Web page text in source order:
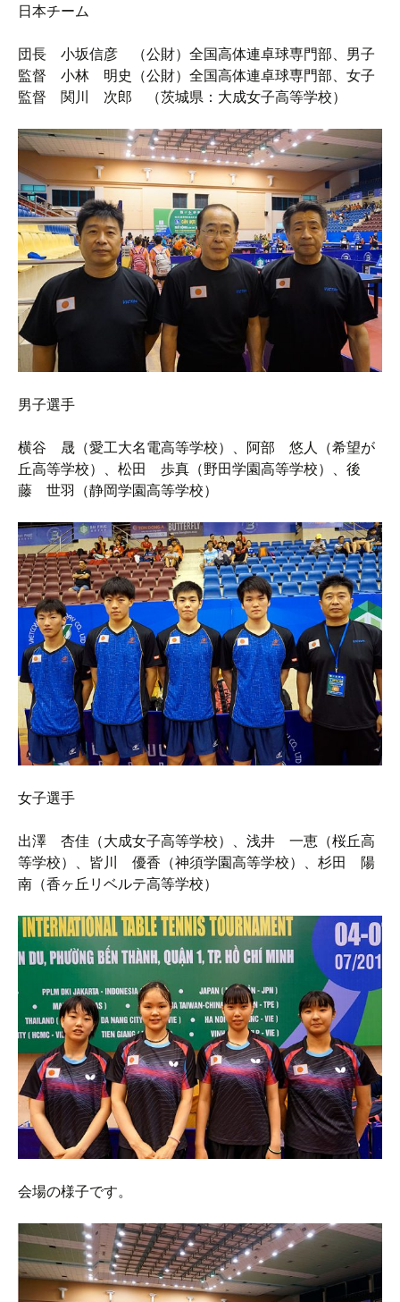
日本チーム
団長 小坂信彦 （公財）全国高体連卓球専門部、男子
監督 小林 明史（公財）全国高体連卓球専門部、女子
監督 関川 次郎 （茨城県：大成女子高等学校）
男子選手
横谷 晟（愛工大名電高等学校）、阿部 悠人（希望が
丘高等学校）、松田 歩真（野田学園高等学校）、後
藤 世羽（静岡学園高等学校）
女子選手
出澤 杏佳（大成女子高等学校）、浅井 一恵（桜丘高
等学校）、皆川 優香（神須学園高等学校）、杉田 陽
南（香ヶ丘リベルテ高等学校）
会場の様子です。